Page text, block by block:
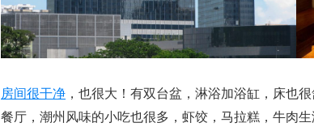
房间很干净 ，也很大！有双台盆，淋浴加浴缸，床也
餐厅，潮州风味的小吃也很多，虾饺，马拉糕，牛肉